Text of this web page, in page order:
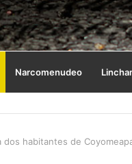
Narcomenudeo
dos habitantes de